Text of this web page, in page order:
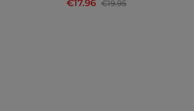
€17.96 €19.95